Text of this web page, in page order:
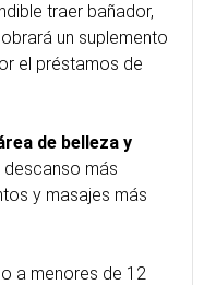
traer bañador,
un suplemento
el préstamos de
de belleza y
descanso más
y masajes más
a menores de 12